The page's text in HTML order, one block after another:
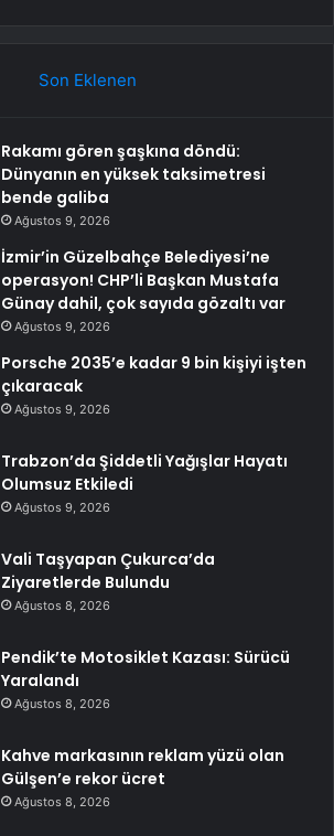
Son Eklenen
Rakamı gören şaşkına döndü:
Dünyanın en yüksek taksimetresi
bende galiba
Ağustos 9, 2026
İzmir’in Güzelbahçe Belediyesi’ne
operasyon! CHP’li Başkan Mustafa
Günay dahil, çok sayıda gözaltı var
Ağustos 9, 2026
Porsche 2035’e kadar 9 bin kişiyi işten
çıkaracak
Ağustos 9, 2026
Trabzon’da Şiddetli Yağışlar Hayatı
Olumsuz Etkiledi
Ağustos 9, 2026
Vali Taşyapan Çukurca’da
Ziyaretlerde Bulundu
Ağustos 8, 2026
Pendik’te Motosiklet Kazası: Sürücü
Yaralandı
Ağustos 8, 2026
Kahve markasının reklam yüzü olan
Gülşen’e rekor ücret
Ağustos 8, 2026